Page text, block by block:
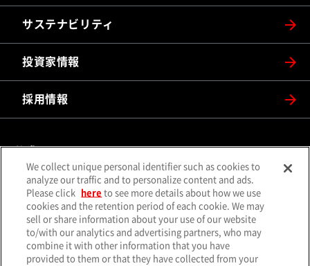
サステナビリティ
投資家情報
採用情報
公式SNS
X（旧Twitter） （別ウィンドウで開く）
Facebook（別ウィンドウで開
Instagram （別ウィンドウで開く）YouTube （別ウィンドウで開
LINE（別ウィンドウで開く） メールマガジン（別ウィンド
ソーシャルメディア一覧
We collect unique personal identifier such as cookies to
analyze our traffic and to personalize content and ads.
Please click
here to see more details about how we use
cookies and the retention period of each cookie. We may
sell or share information about your use of our website
to/with our analytics and advertising partners, who may
combine it with other information that you have
provided to them or that they have collected from your